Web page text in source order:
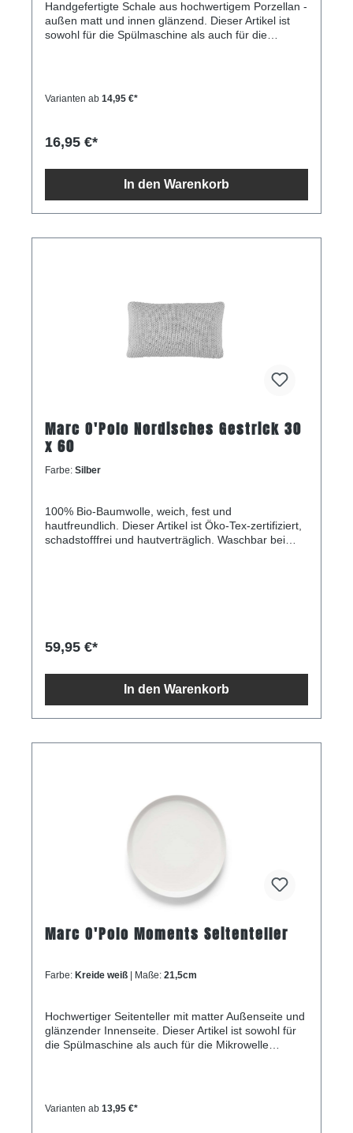
Handgefertigte Schale aus hochwertigem Porzellan -
außen matt und innen glänzend. Dieser Artikel ist
sowohl für die Spülmaschine als auch für die
Varianten ab 14,95 €*
16,95 €*
In den Warenkorb
Marc O'Polo Nordisches Gestrick 30
x 60
Farbe: Silber
100% Bio-Baumwolle, weich, fest und
hautfreundlich. Dieser Artikel ist Öko-Tex-zertifiziert,
schadstofffrei und hautverträglich. Waschbar bei
59,95 €*
In den Warenkorb
Marc O'Polo Moments Seitenteller
Farbe: Kreide weiß | Maße: 21,5cm
Hochwertiger Seitenteller mit matter Außenseite und
glänzender Innenseite. Dieser Artikel ist sowohl für
die Spülmaschine als auch für die Mikrowelle
Varianten ab 13,95 €*